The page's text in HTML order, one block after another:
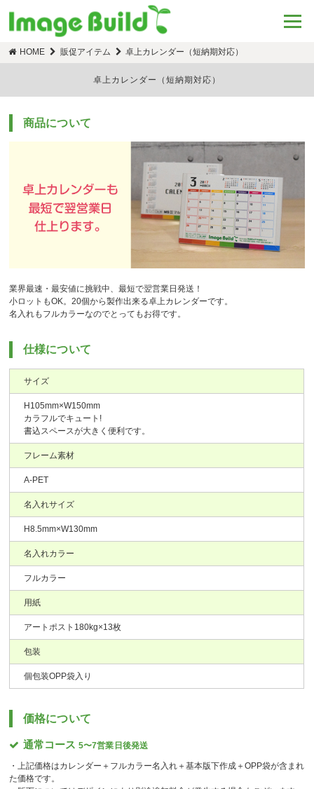
HOME 販促アイテム 卓上カレンダー（短納期対応）
卓上カレンダー（短納期対応）
商品について
業界最速・最安値に挑戦中、最短で翌営業日発送！
小ロットもOK。20個から製作出来る卓上カレンダーです。
名入れもフルカラーなのでとってもお得です。
仕様について
サイズ
H105mm×W150mm
カラフルでキュート!
書込スペースが大きく便利です。
フレーム素材
A-PET
名入れサイズ
H8.5mm×W130mm
名入れカラー
フルカラー
用紙
アートポスト180kg×13枚
包装
個包装OPP袋入り
価格について
通常コース 5〜7営業日後発送
・上記価格はカレンダー＋フルカラー名入れ＋基本版下作成＋OPP袋が含まれ
た価格です。